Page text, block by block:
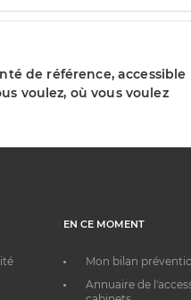
de référence, accessible
voulez, où vous voulez
EN CE MOMENT
Mon bilan
Annuaire de